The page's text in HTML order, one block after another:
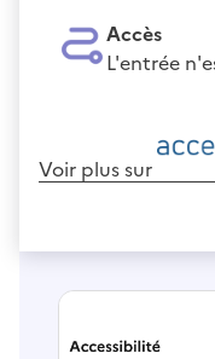
Accès
L'entrée
Voir plus sur